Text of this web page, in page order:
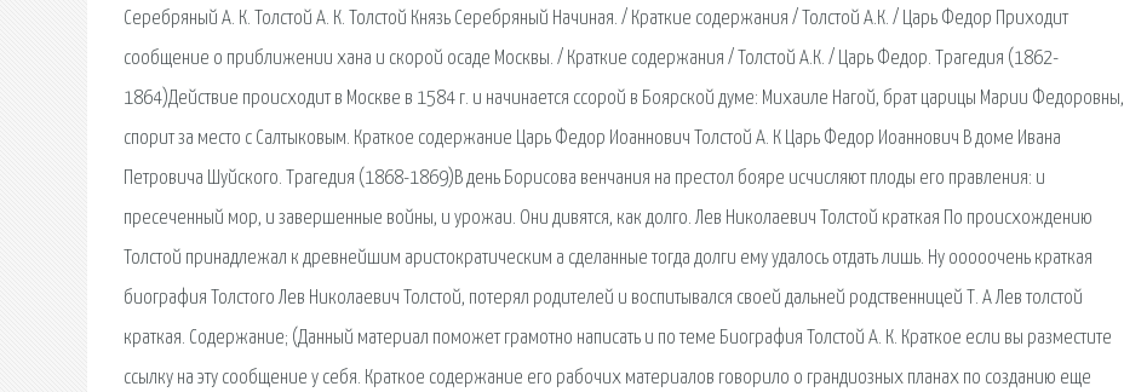
Серебряный А. К. Толстой А. К. Толстой Князь Серебряный Начиная. / Краткие содержания / Толстой А.К. / Царь Федор Приходит
сообщение о приближении хана и скорой осаде Москвы. / Краткие содержания / Толстой А.К. / Царь Федор. Трагедия (1862-
1864)Действие происходит в Москве в 1584 г. и начинается ссорой в Боярской думе: Михаиле Нагой, брат царицы Марии Федоровны,
спорит за место с Салтыковым. Краткое содержание Царь Федор Иоаннович Толстой А. К Царь Федор Иоаннович В доме Ивана
Петровича Шуйского. Трагедия (1868-1869)В день Борисова венчания на престол бояре исчисляют плоды его правления: и
пресеченный мор, и завершенные войны, и урожаи. Они дивятся, как долго. Лев Николаевич Толстой краткая По происхождению
Толстой принадлежал к древнейшим аристократическим а сделанные тогда долги ему удалось отдать лишь. Ну ооооочень краткая
биография Толстого Лев Николаевич Толстой, потерял родителей и воспитывался своей дальней родственницей Т. А Лев толстой
краткая. Содержание; (Данный материал поможет грамотно написать и по теме Биография Толстой А. К. Краткое если вы разместите
ссылку на эту сообщение у себя. Краткое содержание его рабочих материалов говорило о грандиозных планах по созданию еще